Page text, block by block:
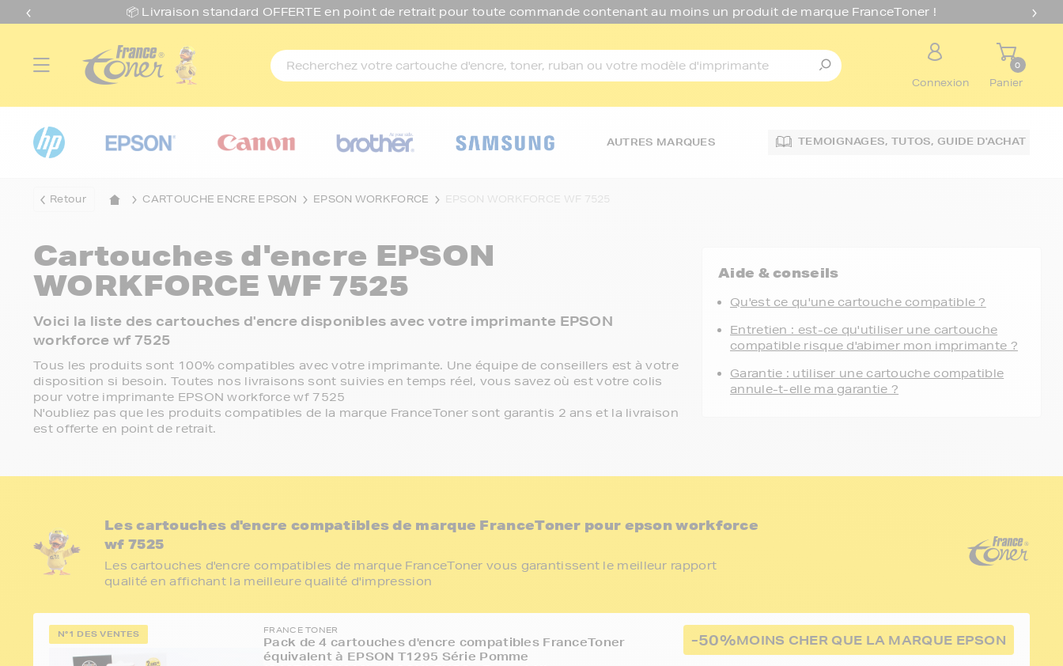
📦 Livraison standard OFFERTE en point de retrait pour toute commande contenant au moins un produit de marque FranceToner !
Connexion
0
Panier
AUTRES MARQUES TEMOIGNAGES, TUTOS,GUIDE D'ACHAT
Retour CARTOUCHE ENCRE EPSON EPSON WORKFORCE EPSON WORKFORCE WF 7525
Cartouches d'encre EPSON
WORKFORCE WF 7525
Voici la liste des cartouches d'encre disponibles avec votre imprimante EPSON
workforce wf 7525
Tous les produits sont 100% compatibles avec votre imprimante. Une équipe de conseillers est à votre
disposition si besoin. Toutes nos livraisons sont suivies en temps réel, vous savez où est votre colis
pour votre imprimante EPSON workforce wf 7525
N'oubliez pas que les produits compatibles de la marque FranceToner sont garantis 2 ans et la livraison
est offerte en point de retrait.
Aide & conseils
Qu'est ce qu'une cartouche compatible ?
Entretien : est-ce qu'utiliser une cartouche
compatible risque d'abimer mon imprimante ?
Garantie : utiliser une cartouche compatible
annule-t-elle ma garantie ?
Les cartouches d'encre compatibles de marque FranceToner pour epson workforce
wf 7525
Les cartouches d'encre compatibles de marque FranceToner vous garantissent le meilleur rapport
qualité en affichant la meilleure qualité d'impression
N°1 DES VENTES -50%MOINS CHER QUE LA MARQUE EPSON
FRANCE TONER
Pack de 4 cartouches d'encre compatibles FranceToner
équivalent à EPSON T1295 Série Pomme